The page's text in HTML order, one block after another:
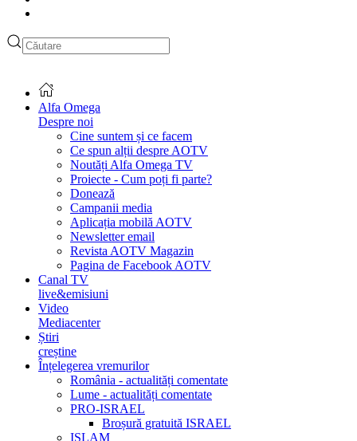
Alfa Omega
Despre noi
Cine suntem și ce facem
Ce spun alții despre AOTV
Noutăți Alfa Omega TV
Proiecte - Cum poți fi parte?
Donează
Campanii media
Aplicația mobilă AOTV
Newsletter email
Revista AOTV Magazin
Pagina de Facebook AOTV
Canal TV
live&emisiuni
Video
Mediacenter
Știri
creștine
Înțelegerea vremurilor
România - actualități comentate
Lume - actualități comentate
PRO-ISRAEL
Broșură gratuită ISRAEL
ISLAM